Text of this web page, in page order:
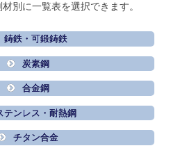
別に一覧表を選択できます。
鋳鉄・可鍛鋳鉄
炭素鋼
合金鋼
テンレス・耐熱鋼
チタン合金